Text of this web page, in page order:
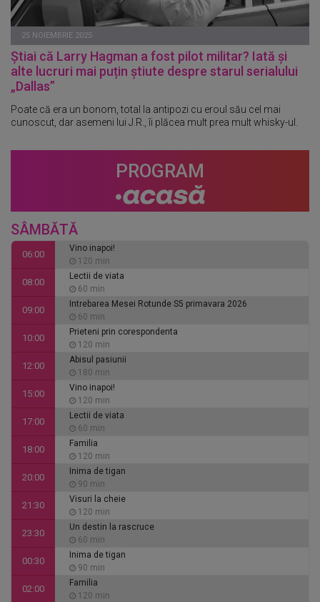
25 NOIEMBRIE 2025
Știai că Larry Hagman a fost pilot militar? Iată și
alte lucruri mai puțin știute despre starul serialului
„Dallas”
Poate că era un bonom, total la antipozi cu eroul său cel mai
cunoscut, dar asemeni lui J.R., îi plăcea mult prea mult whisky-ul.
PROGRAM
SÂMBĂTĂ
06:00
Vino inapoi!
120 min
08:00
Lectii de viata
60 min
09:00
Intrebarea Mesei Rotunde S5 primavara 2026
60 min
10:00
Prieteni prin corespondenta
120 min
12:00
Abisul pasiunii
180 min
15:00
Vino inapoi!
120 min
17:00
Lectii de viata
60 min
18:00
Familia
120 min
20:00
Inima de tigan
90 min
21:30
Visuri la cheie
120 min
23:30
Un destin la rascruce
60 min
00:30
Inima de tigan
90 min
02:00
Familia
120 min